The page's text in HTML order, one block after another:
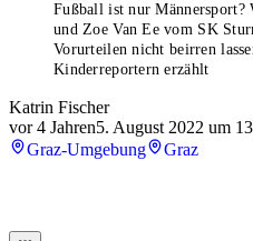
Fußball ist nur
und Zoe Van Ee vom SK
Vorurteilen nicht beirren
Kinderreportern erzählt
Katrin Fischer
vor 4 Jahren5. August 2022 um
Graz-Umgebung
Graz